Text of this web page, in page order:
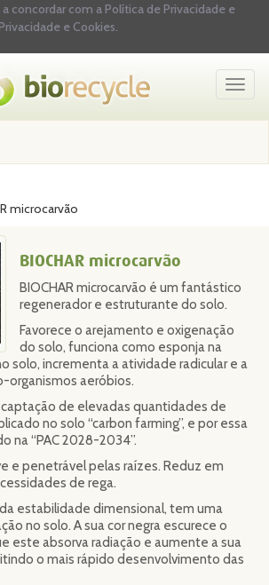
concordar com a Política de Privacidade e
e Cookies.
microcarvão
BIOCHAR microcarvão
BIOCHAR microcarvão é um fantástico
regenerador e estruturante do solo.
Favorece o arejamento e oxigenação
do solo, funciona como esponja na
solo, incrementa a atividade radicular e a
organismos aeróbios.
de elevadas quantidades de
no solo “carbon farming”, e por essa
na “PAC 2028-2034”.
e penetrável pelas raízes. Reduz em
de rega.
estabilidade dimensional, tem uma
no solo. A sua cor negra escurece o
este absorva radiação e aumente a sua
o mais rápido desenvolvimento das